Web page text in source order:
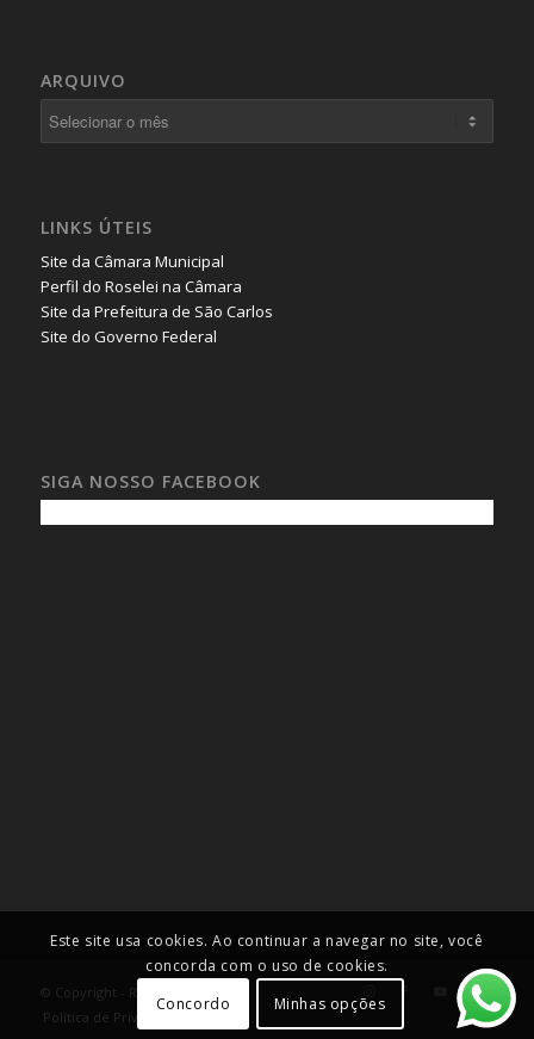
ARQUIVO
LINKS ÚTEIS
Site da Câmara Municipal
Perfil do Roselei na Câmara
Site da Prefeitura de São Carlos
Site do Governo Federal
SIGA NOSSO FACEBOOK
© Copyright - Roselei Francoso
Política de Privacidade
Este site usa cookies. Ao continuar a navegar no site, você
concorda com o uso de cookies.
Concordo
Minhas opções